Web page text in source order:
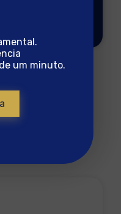
pronto a
um minuto.